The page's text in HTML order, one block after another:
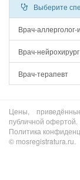
Выберите
Врач-
Врач-нейрохирург
Врач-терапевт
Цены,
публичной офертой.
Политика
© mosregistratura.ru.